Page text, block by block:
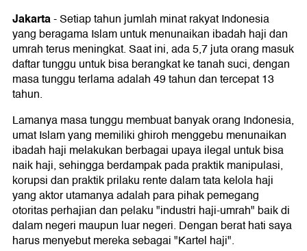
Jakarta-Setiap tahun jumlah minat rakyat Indonesia
yang beragama Islam untuk menunaikan ibadah haji dan
umrah terus meningkat. Saat ini, ada 5,7 juta orang masuk
daftar tunggu untuk bisa berangkat ke tanah suci, dengan
masa tunggu terlama adalah 49 tahun dan tercepat 13
tahun.
Lamanya masa tunggu membuat banyak orang Indonesia,
umat Islam yang memiliki ghiroh menggebu menunaikan
ibadah haji melakukan berbagai upaya ilegal untuk bisa
naik haji, sehingga berdampak pada praktik manipulasi,
korupsi dan praktik prilaku rente dalam tata kelola haji
yang aktor utamanya adalah para pihak pemegang
otoritas perhajian dan pelaku "industri haji-umrah" baik di
dalam negeri maupun luar negeri. Dengan berat hati saya
harus menyebut mereka sebagai "Kartel haji".